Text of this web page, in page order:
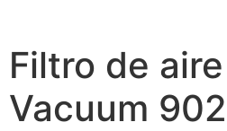
Filtro de
Vacuum 902